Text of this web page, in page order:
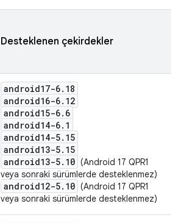
Desteklenen çekirdekler
android17-6. 18
android16-6. 12
android15-6. 6
android14-6. 1
android14-5. 15
android13-5. 15
android13-5. 10 (Android 17 QPR1
veya sonraki sürümlerde desteklenmez)
android12-5. 10 (Android 17 QPR1
veya sonraki sürümlerde desteklenmez)